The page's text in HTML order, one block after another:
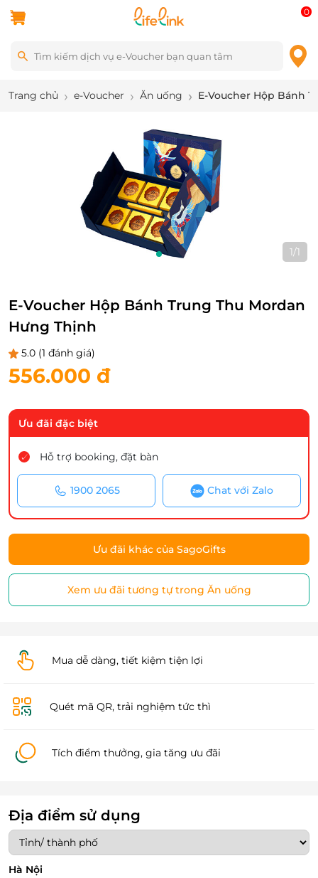
0
Trang chủ e-Voucher Ăn uống E-Voucher Hộp Bánh
1/1
E-Voucher Hộp Bánh Trung Thu Mordan
Hưng Thịnh
5.0 (1 đánh giá)
556.000 đ
Ưu đãi đặc biệt
Hỗ trợ booking, đặt bàn
1900 2065 Chat với Zalo
Ưu đãi khác của SagoGifts
Xem ưu đãi tương tự trong Ăn uống
Mua dễ dàng, tiết kiệm tiện lợi
Quét mã QR, trải nghiệm tức thì
Tích điểm thưởng, gia tăng ưu đãi
Địa điểm sử dụng
Hà Nội